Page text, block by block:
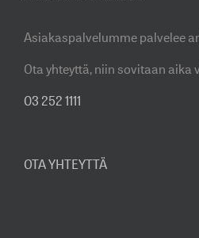
Asiakaspalvelumme palvelee
Ota yhteyttä, niin sovitaan aika
03 252 1111
OTA YHTEYTTÄ